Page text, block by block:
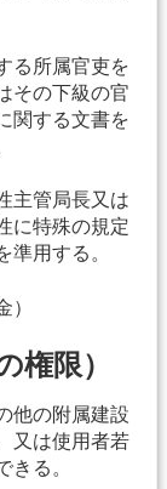
る所属官吏を
その下級の官
関する文書を
主管局長又は
に特殊の規定
用する。
）
権限）
他の附属建設
又は使用者若
きる。